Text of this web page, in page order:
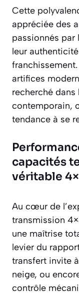
Cette
appréciée des
passionnés par
leur
artifices
recherché
contemporain,
tendance à se
capacités
véritable
Au cœur de
transmission
une maîtrise
levier du
transfert invite
neige, ou
contrôle